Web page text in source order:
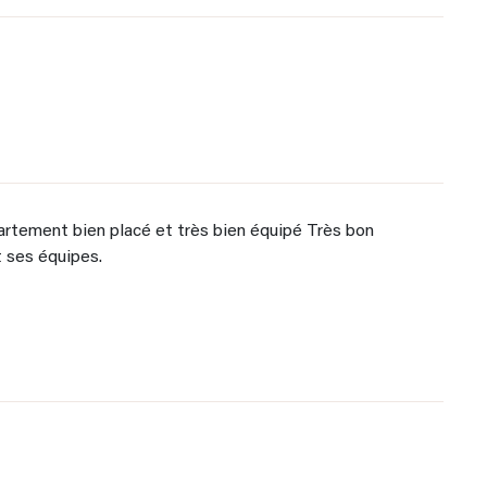
bien placé et très bien équipé Très bon
ses équipes.